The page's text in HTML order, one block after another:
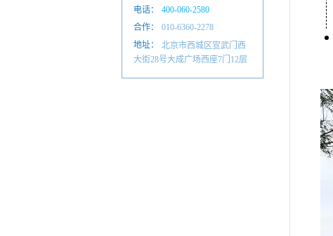
电话：
400-060-2580
010-6601 4884
合作：
010-6360-2278
地址：
北京市西城区宣武门西
大街28号大成广场西座7门12层